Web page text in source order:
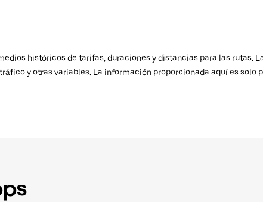
históricos de tarifas, duraciones y distancias para las rutas.
y otras variables. La información proporcionada aquí es solo